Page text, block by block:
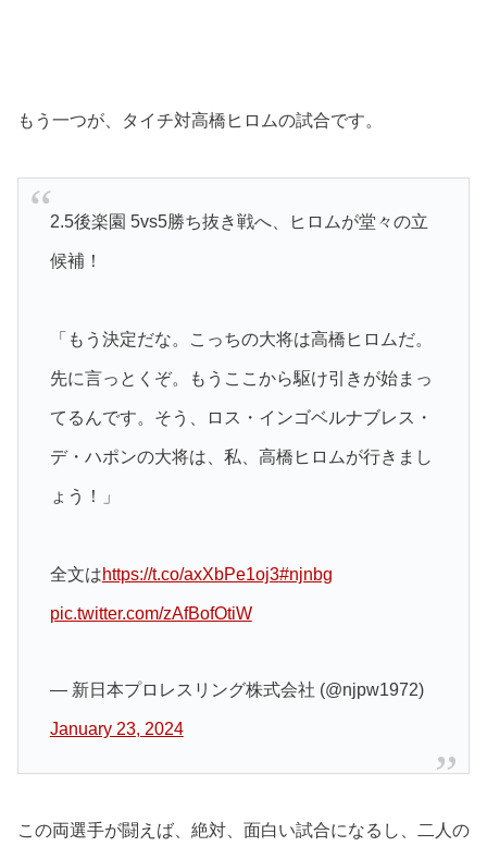
もう一つが、タイチ対高橋ヒロムの試合です。
2.5後楽園 5vs5勝ち抜き戦へ、ヒロムが堂々の立
候補！
「もう決定だな。こっちの大将は高橋ヒロムだ。
先に言っとくぞ。もうここから駆け引きが始まっ
てるんです。そう、ロス・インゴベルナブレス・
デ・ハポンの大将は、私、高橋ヒロムが行きまし
ょう！」
全文はhttps://t.co/axXbPe1oj3#njnbg
pic.twitter.com/zAfBofOtiW
— 新日本プロレスリング株式会社 (@njpw1972)
January 23, 2024
この両選手が闘えば、絶対、面白い試合になるし、二人の